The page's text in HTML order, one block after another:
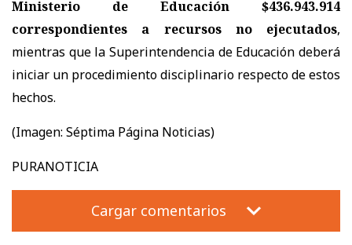
Ministerio de Educación $436.943.914
correspondientes a recursos no ejecutados,
mientras que la Superintendencia de Educación deberá
iniciar un procedimiento disciplinario respecto de estos
hechos.
(Imagen: Séptima Página Noticias)
PURANOTICIA
Cargar comentarios